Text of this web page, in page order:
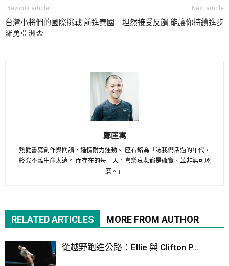
Previous article
台灣小將們的國際挑戰 前進泰國
羅勇亞洲盃
Next article
坦然接受反饋 能讓你持續進步
鄭匡寓
熱愛書寫創作與閱讀，鍾情耐力運動。 座右銘為「誌我們活過的年代，
終究不離生命太遠。 而存在的每一天，喜樂哀悲都是確實、並非無可琢
磨。」
RELATED ARTICLES MORE FROM AUTHOR
從越野跑進公路：Ellie 與 Clifton P...